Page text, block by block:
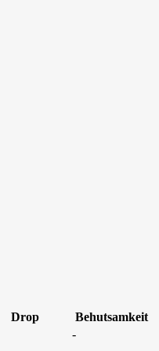
Drop
Behutsamkeit
-